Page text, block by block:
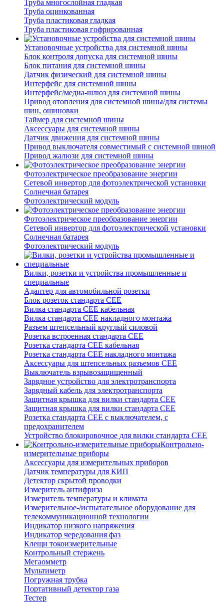
Труба многослойная гладкая
Труба оцинкованная
Труба пластиковая гладкая
Труба пластиковая гофрированная
Установочные устройства для системной шины
Блок контроля допуска для системной шины
Блок питания для системной шины
Датчик физический для системной шины
Интерфейс для системной шины
Интерфейс/медиа-шлюз для системной шины
Привод отопления для системной шины/для системы
шин, ошиновки
Таймер для системной шины
Аксессуары для системной шины
Датчик движения для системной шины
Привод выключателя совместимый с системной шиной
Привод жалюзи для системной шины
Фотоэлектрическое преобразование энергии
Сетевой инвертор для фотоэлектрической установки
Солнечная батарея
Фотоэлектрический модуль
Фотоэлектрическое преобразование энергии
Сетевой инвертор для фотоэлектрической установки
Солнечная батарея
Фотоэлектрический модуль
Вилки, розетки и устройства промышленные и
специальные
Адаптер для автомобильной розетки
Блок розеток стандарта CEE
Вилка стандарта CEE кабельная
Вилка стандарта CEE накладного монтажа
Разъем штепсельный круглый силовой
Розетка встроенная стандарта CEE
Розетка стандарта СЕЕ кабельная
Розетка стандарта СЕЕ накладного монтажа
Аксессуары для штепсельных разъемов CEE
Выключатель взрывозащищенный
Зарядное устройство для электротранспорта
Зарядный кабель для электротранспорта
Защитная крышка для вилки стандарта CEE
Защитная крышка для вилки стандарта CEE
Розетка стандарта СЕЕ с выключателем, с
предохранителем
Устройство блокировочное для вилки стандарта CEE
Контрольно-
измерительные приборы
Аксессуары для измерительных приборов
Датчик температуры для КИП
Детектор скрытой проводки
Измеритель антифриза
Измеритель температуры и климата
Измерительное-/испытательное оборудование для
телекоммуникационной технологии
Индикатор низкого напряжения
Индикатор чередования фаз
Клещи токоизмерительные
Контрольный стержень
Мегаомметр
Мультиметр
Погружная трубка
Портативный детектор газа
Тестер